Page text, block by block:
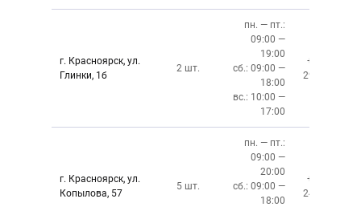
г. Красноярск, ул.
Глинки, 1б
2 шт.
пн. — пт.:
09:00 —
19:00
сб.: 09:00 —
18:00
вс.: 10:00 —
17:00
+7 (391)
294-02-02
г. Красноярск, ул.
Копылова, 57
5 шт.
пн. — пт.:
09:00 —
20:00
сб.: 09:00 —
18:00
+7 (391)
243-76-13